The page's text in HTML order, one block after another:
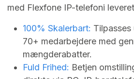
med Flexfone IP-telefoni
100% Skalerbart:
70+ medarbejdere med
mængderabatter.
Fuld Frihed: Betjen